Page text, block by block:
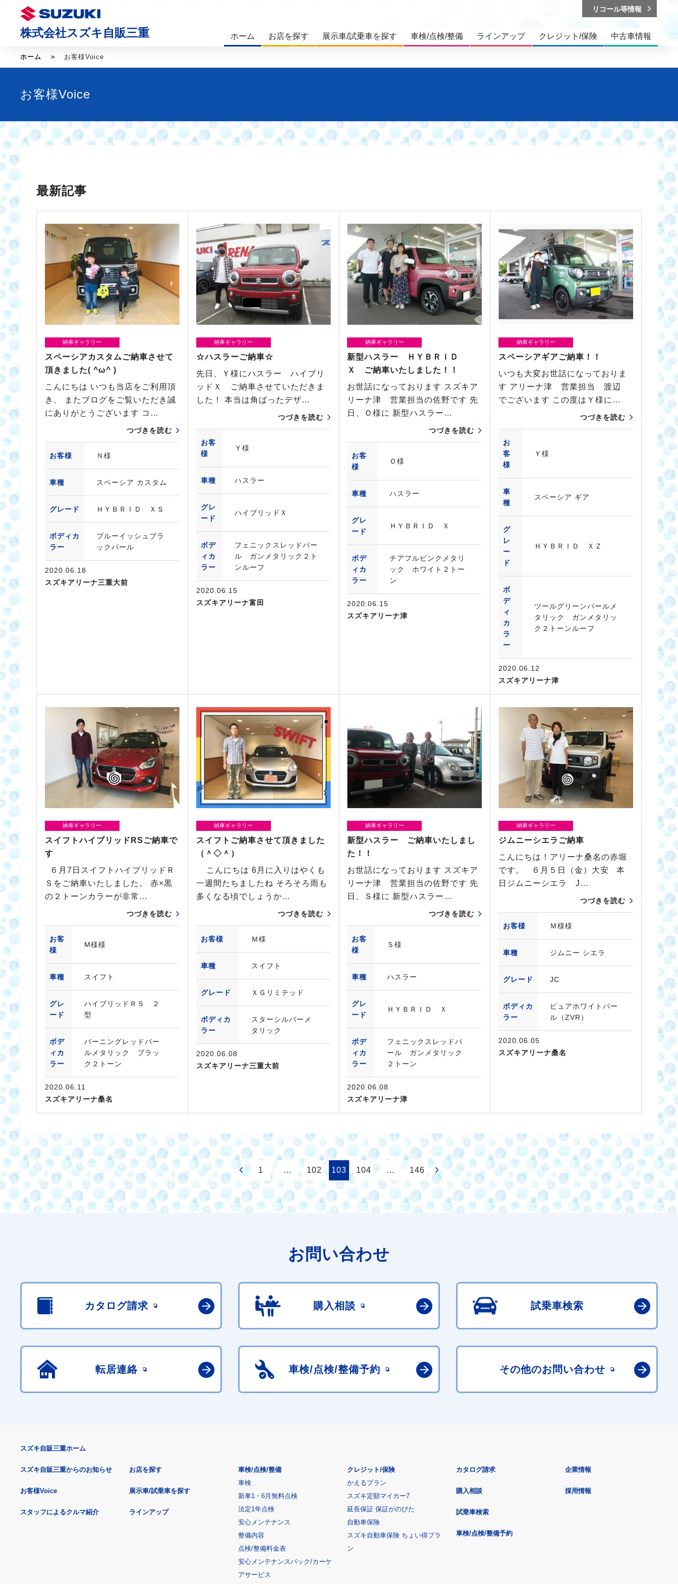
株式会社スズキ自販三重 ホーム お店を探す 展示車/試乗車を探す 車検/点検/整備 ラインアップ クレジット/保険 中古車情報
リコール等情報
ホーム お客様Voice
お客様Voice
最新記事
納車ギャラリー
スペーシアカスタムご納車させて
頂きました( ^ω^ )
こんにちは いつも当店をご利用頂
き、 またブログをご覧いただき誠
にありがとうございます コ…
つづきを読む
お客様 Ｎ様
車種 スペーシア カスタム
グレード ＨＹＢＲＩＤ ＸＳ
ボディカ
ラー
ブルーイッシュブラ
ックパール
2020.06.18
スズキアリーナ三重大前
納車ギャラリー
☆ハスラーご納車☆
先日、Ｙ様にハスラー ハイブリ
ッドＸ ご納車させていただきま
した！ 本当は角ばったデザ…
つづきを読む
お客
様
Ｙ様
車種 ハスラー
グレ
ード
ハイブリッドＸ
ボデ
ィカ
ラー
フェニックスレッドパー
ル ガンメタリック２ト
ンルーフ
2020.06.15
スズキアリーナ富田
納車ギャラリー
新型ハスラー ＨＹＢＲＩＤ
Ｘ ご納車いたしました！！
お世話になっております スズキア
リーナ津 営業担当の佐野です 先
日、Ｏ様に 新型ハスラー…
つづきを読む
お客
様
Ｏ様
車種 ハスラー
グレ
ード
ＨＹＢＲＩＤ Ｘ
ボデ
ィカ
ラー
チアフルピンクメタリ
ック ホワイト２トー
ン
2020.06.15
スズキアリーナ津
納車ギャラリー
スペーシアギアご納車！！
いつも大変お世話になっておりま
す アリーナ津 営業担当 渡辺
でございます この度はＹ様に…
つづきを読む
お
客
様
Ｙ様
車
種
スペーシア ギア
グ
レ
ー
ド
ＨＹＢＲＩＤ ＸＺ
ボ
デ
ィ
カ
ラ
ー
ツールグリーンパールメ
タリック ガンメタリッ
ク２トーンルーフ
2020.06.12
スズキアリーナ津
納車ギャラリー
スイフトハイブリッドRSご納車で
す
６月7日スイフトハイブリッドＲ
Ｓをご納車いたしました。 赤×黒
の２トーンカラーが非常…
つづきを読む
お客
様
M様様
車種 スイフト
グレ
ード
ハイブリッドＲＳ ２
型
ボデ
ィカ
ラー
バーニングレッドパー
ルメタリック ブラッ
ク２トーン
2020.06.11
スズキアリーナ桑名
納車ギャラリー
スイフトご納車させて頂きました
（＾◇＾）
こんにちは 6月に入りはやくも
一週間たちましたね そろそろ雨も
多くなる頃でしょうか…
つづきを読む
お客様 Ｍ様
車種 スイフト
グレード ＸＧリミテッド
ボディカ
ラー
スターシルバーメ
タリック
2020.06.08
スズキアリーナ三重大前
納車ギャラリー
新型ハスラー ご納車いたしまし
た！！
お世話になっております スズキア
リーナ津 営業担当の佐野です 先
日、Ｓ様に 新型ハスラー…
つづきを読む
お客
様
Ｓ様
車種 ハスラー
グレ
ード
ＨＹＢＲＩＤ Ｘ
ボデ
ィカ
ラー
フェニックスレッドパ
ール ガンメタリック
２トーン
2020.06.08
スズキアリーナ津
納車ギャラリー
ジムニーシエラご納車
こんにちは！アリーナ桑名の赤堀
です。 ６月５日（金）大安 本
日ジムニーシエラ J…
つづきを読む
お客様 Ｍ様様
車種 ジムニー シエラ
グレード JC
ボディカ
ラー
ピュアホワイトパー
ル（ZVR）
2020.06.05
スズキアリーナ桑名
1 … 102 103 104 … 146
お問い合わせ
カタログ請求 購入相談 試乗車検索
転居連絡 車検/点検/整備予約 その他のお問い合わせ
スズキ自販三重ホーム
スズキ自販三重からのお知らせ
お客様Voice
スタッフによるクルマ紹介
お店を探す
展示車/試乗車を探す
ラインアップ
車検/点検/整備
車検
新車1・6月無料点検
法定1年点検
安心メンテナンス
整備内容
点検/整備料金表
安心メンテナンスパック/カーケ
アサービス
クレジット/保険
かえるプラン
スズキ定額マイカー7
延長保証 保証がのびた
自動車保険
スズキ自動車保険 ちょい得プラ
ン
カタログ請求
購入相談
試乗車検索
車検/点検/整備予約
企業情報
採用情報